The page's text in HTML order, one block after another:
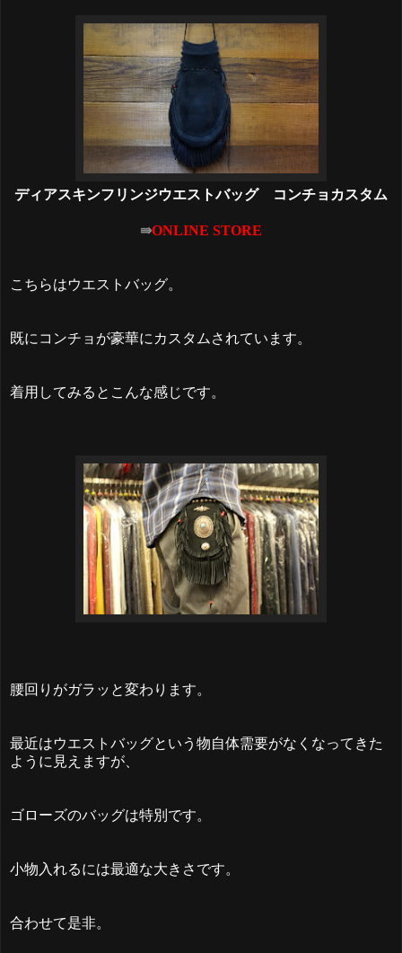
ディアスキンフリンジウエストバッグ コンチョカスタム
⇛ONLINE STORE
こちらはウエストバッグ。
既にコンチョが豪華にカスタムされています。
着用してみるとこんな感じです。
腰回りがガラッと変わります。
最近はウエストバッグという物自体需要がなくなってきた
ように見えますが、
ゴローズのバッグは特別です。
小物入れるには最適な大きさです。
合わせて是非。